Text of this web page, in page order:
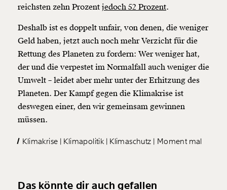
reichsten zehn Prozent jedoch 52 Prozent.
Deshalb ist es doppelt unfair, von denen, die weniger
Geld haben, jetzt auch noch mehr Verzicht für die
Rettung des Planeten zu fordern: Wer weniger hat,
der und die verpestet im Normalfall auch weniger die
Umwelt – leidet aber mehr unter der Erhitzung des
Planeten. Der Kampf gegen die Klimakrise ist
deswegen einer, den wir gemeinsam gewinnen
müssen.
Klimakrise Klimapolitik Klimaschutz Moment mal
Das könnte dir auch gefallen